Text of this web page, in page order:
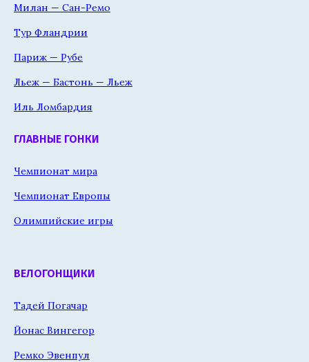
Милан — Сан-Ремо
Тур Фландрии
Париж — Рубе
Льеж — Бастонь — Льеж
Иль Ломбардия
ГЛАВНЫЕ ГОНКИ
Чемпионат мира
Чемпионат Европы
Олимпийские игры
ВЕЛОГОНЩИКИ
Тадей Погачар
Йонас Вингегор
Ремко Эвенпул